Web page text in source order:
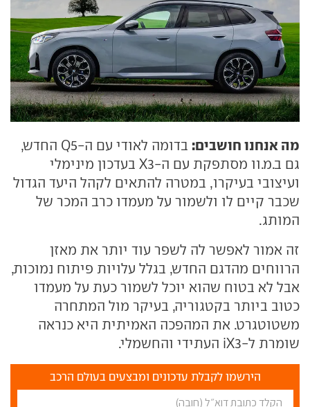
מה אנחנו חושבים:
בדומה לאודי עם ה-Q5 החדש,
גם ב.מ.וו מסתפקת עם ה-X3 בעדכון מינימלי
ועיצובי בעיקרו, במטרה להתאים לקהל היעד הגדול
שכבר קיים לו ולשמור על מעמדו כרב המכר של
המותג.
זה אמור לאפשר לה לשפר עוד יותר את מאזן
הרווחים מהדגם החדש, בגלל עלויות פיתוח נמוכות,
אבל לא בטוח שהוא יוכל לשמור כעת על מעמדו
כטוב ביותר בקטגוריה, בעיקר מול המתחרה
משטוטגרט. את המהפכה האמיתית היא כנראה
שומרת ל-iX3 העתידי והחשמלי.
הירשמו לקבלת עדכונים ומבצעים בעולם הרכב